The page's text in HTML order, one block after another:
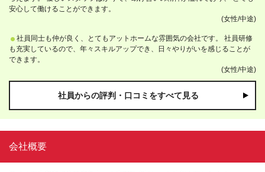
安心して働けることができます。
(女性/中途)
社員同士も仲が良く、とてもアットホームな雰囲気の会社です。 社員研修
も充実しているので、年々スキルアップでき、日々やりがいを感じることが
できます。
(女性/中途)
社員からの評判・口コミをすべて見る
会社概要